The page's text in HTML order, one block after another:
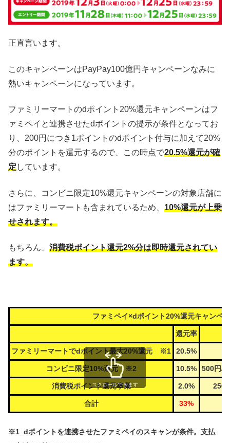
正直言います。
このキャンペーンはPayPay100億円キャンペーンなみに
熱いキャンペーンになっています。
ファミリーマートのdポイント20%還元キャンペーンはフ
ァミペイと連携させたdポイントの提示が条件となってお
り、200円につき1ポイントのdポイント付与に加えて20%
分のポイントを還元するので、この時点で20.5%還元が確
定しています。
さらに、コンビニ限定10%還元キャンペーンの対象店舗に
はファミリーマートも含まれているため、 10%還元が上乗
せされます。
もちろん、 消費税ポイント還元2%分は即時還元されてい
ます。
ファミペイ×dポイント20%還元キャンペ
還元率
ファミリーマートでdポイント最大20%還元 ※1 20.5%
コンビニ限定10%還元 ※2 10.5% 500円/
消費税ポイント還元事業 2.0%
合計 33%
スクロールできます
※1_dポイントを連携させたファミペイのスキャンが条件。支払